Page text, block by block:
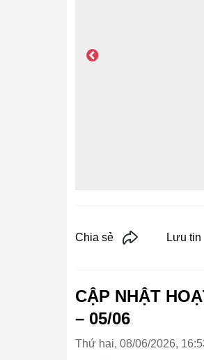
Chia sẻ Lưu tin
CẬP NHẬT
– 05/06
Thứ hai, 08/06/2026,